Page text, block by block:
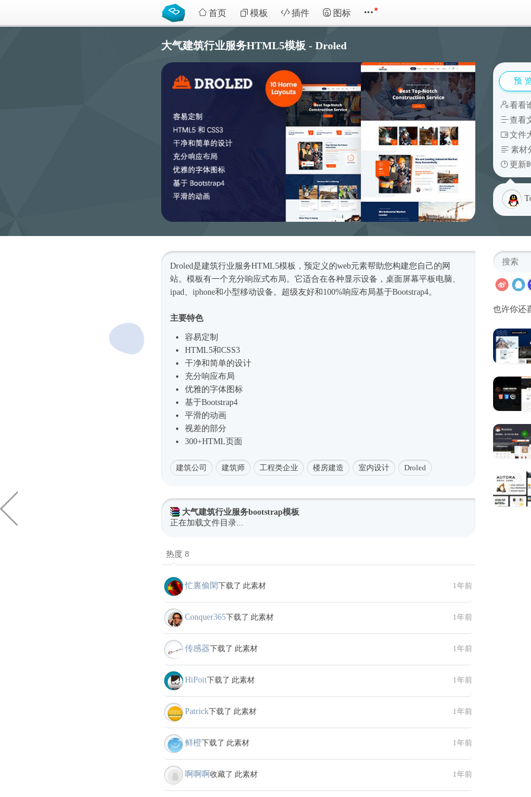
首页 模板 插件 图标
大气建筑行业服务HTML5模板 - Droled
预
看看
查看
文件
素材
更新
Droled是建筑行业服务HTML5模板 ，预定义的web元素帮助您构建您自己的网
站。模板有一个充分响应式布局。它适合在各种显示设备，桌面屏幕平板电脑、
ipad、iphone和小型移动设备。超级友好和100%响应布局基于Bootstrap4。
主要特色
容易定制
HTML5和CSS3
干净和简单的设计
充分响应布局
优雅的字体图标
基于Bootstrap4
平滑的动画
视差的部分
300+HTML页面
建筑公司 建筑师 工程类企业 楼房建造 室内设计 Droled
大气建筑行业服务bootstrap模板
正在加载文件目录...
热度 8
忙裏偷閑下载了 此素材 1年前
Conquer365下载了 此素材 1年前
传感器下载了 此素材 1年前
HiPoit下载了 此素材 1年前
Patrick下载了 此素材 1年前
鲜橙下载了 此素材 1年前
啊啊啊 收藏了 此素材 1年前
也许你还